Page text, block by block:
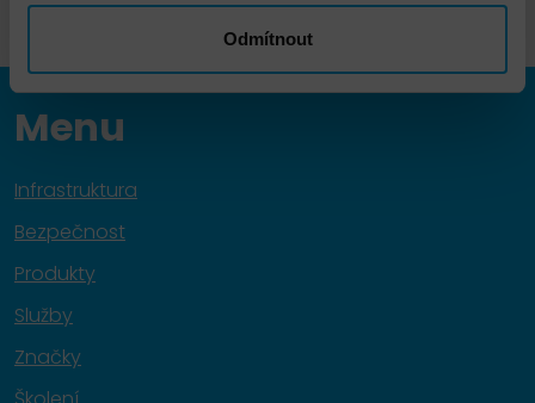
Odmítnout
Menu
Infrastruktura
Bezpečnost
Produkty
Služby
Značky